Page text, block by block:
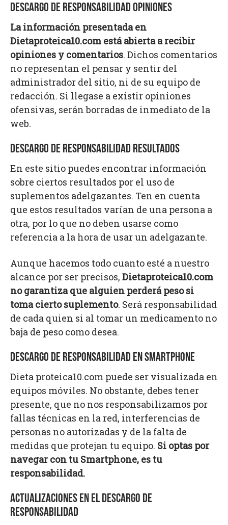
DESCARGO DE RESPONSABILIDAD OPINIONES
La información presentada en
Dietaproteica10.com está abierta a recibir
opiniones y comentarios. Dichos comentarios
no representan el pensar y sentir del
administrador del sitio, ni de su equipo de
redacción. Si llegase a existir opiniones
ofensivas, serán borradas de inmediato de la
web.
DESCARGO DE RESPONSABILIDAD RESULTADOS
En este sitio puedes encontrar información
sobre ciertos resultados por el uso de
suplementos adelgazantes. Ten en cuenta
que estos resultados varían de una persona a
otra, por lo que no deben usarse como
referencia a la hora de usar un adelgazante.
Aunque hacemos todo cuanto esté a nuestro
alcance por ser precisos, Dietaproteica10.com
no garantiza que alguien perderá peso si
toma cierto suplemento. Será responsabilidad
de cada quien si al tomar un medicamento no
baja de peso como desea.
DESCARGO DE RESPONSABILIDAD EN SMARTPHONE
Dieta proteica10.com puede ser visualizada en
equipos móviles. No obstante, debes tener
presente, que no nos responsabilizamos por
fallas técnicas en la red, interferencias de
personas no autorizadas y de la falta de
medidas que protejan tu equipo. Si optas por
navegar con tu Smartphone, es tu
responsabilidad.
ACTUALIZACIONES EN EL DESCARGO DE
RESPONSABILIDAD